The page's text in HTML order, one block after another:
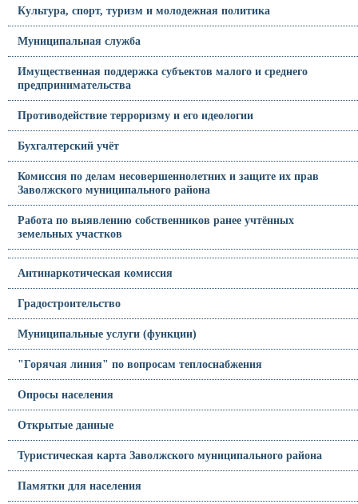
Культура, спорт, туризм и молодежная политика
Муниципальная служба
Имущественная поддержка субъектов малого и среднего
предпринимательства
Противодействие терроризму и его идеологии
Бухгалтерский учёт
Комиссия по делам несовершеннолетних и защите их прав
Заволжского муниципального района
Работа по выявлению собственников ранее учтённых
земельных участков
Антинаркотическая комиссия
Градостроительство
Муниципальные услуги (функции)
"Горячая линия" по вопросам теплоснабжения
Опросы населения
Открытые данные
Туристическая карта Заволжского муниципального района
Памятки для населения